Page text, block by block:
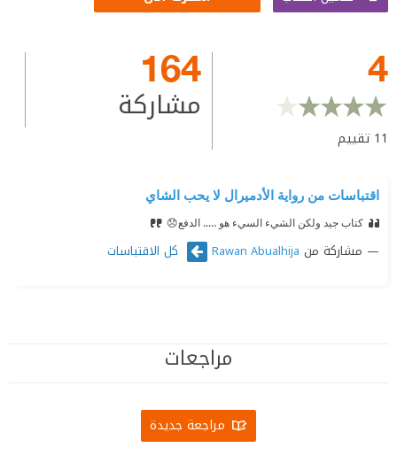
4
11 تقييم
164
مشاركة
اقتباسات من رواية الأدميرال لا يحب الشاي
كتاب جيد ولكن الشيء السيء هو ….. الدفع😞
مشاركة من Rawan Abualhija كل الاقتباسات
مراجعات
مراجعة جديدة